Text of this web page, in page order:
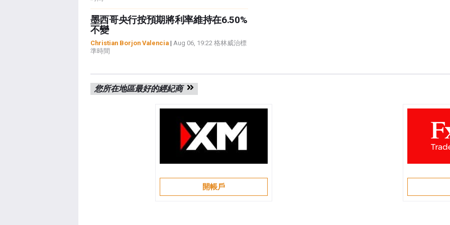
墨西哥央行按預期將利率維持在6.50%
不變
Christian Borjon Valencia| Aug 06, 19:22 格林威治標
準時間
您所在地區最好的經紀商
開帳戶